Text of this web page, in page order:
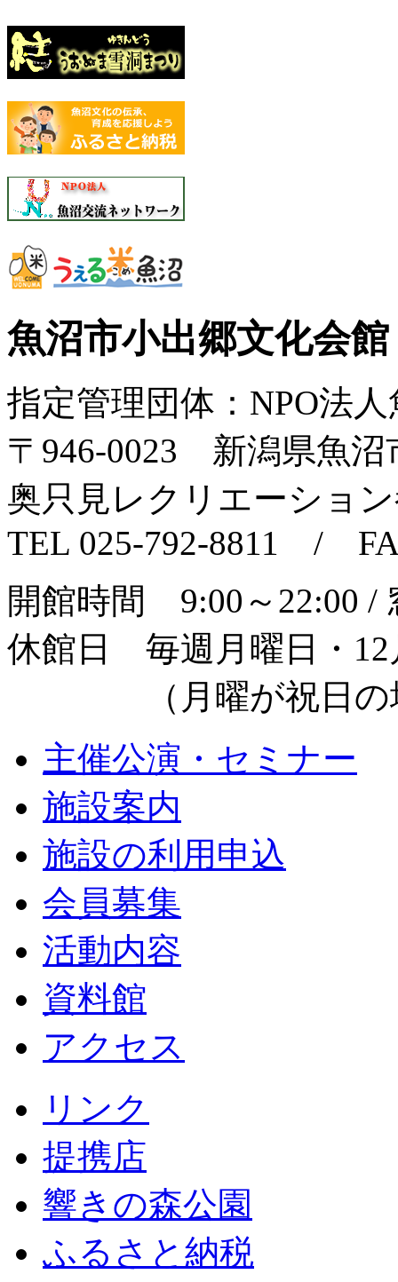
魚沼市小出郷文化会館
指定管理団体：NPO法
〒946‐0023 新潟県魚沼
奥只見レクリエーショ
TEL 025-792-8811 /
開館時間 9:00～22:00 /
休館日 毎週月曜日・12
（月曜が祝日の場
主催公演・セミナー
施設案内
施設の利用申込
会員募集
活動内容
資料館
アクセス
リンク
提携店
響きの森公園
ふるさと納税